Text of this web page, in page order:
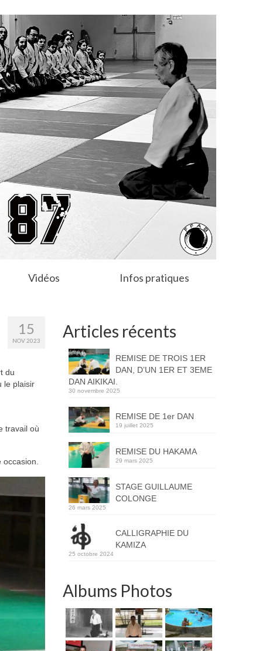
Vidéos Infos pratiques
15
NOV 2023
du
le plaisir
travail où
occasion.
Articles récents
REMISE DE TROIS 1ER
DAN, D’UN 1ER ET 3EME
DAN AIKIKAI.
30 novembre 2025
REMISE DE 1er DAN
19 juillet 2025
REMISE DU HAKAMA
29 mars 2025
STAGE GUILLAUME
COLONGE
26 mars 2025
CALLIGRAPHIE DU
KAMIZA
25 octobre 2024
Albums Photos